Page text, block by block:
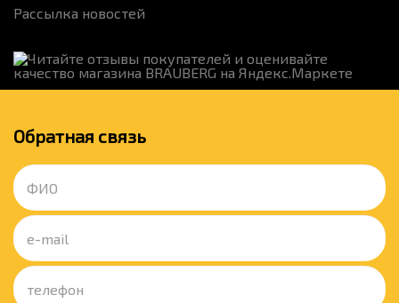
Рассылка новостей
Обратная связь